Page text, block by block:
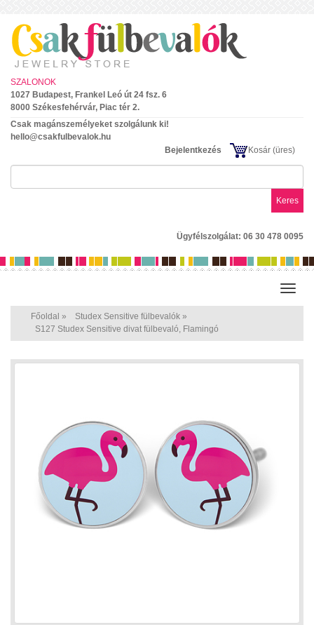
SZALONOK
1027 Budapest, Frankel Leó út 24 fsz. 6
8000 Székesfehérvár, Piac tér 2.
Csak magánszemélyeket szolgálunk ki!
hello@csakfulbevalok.hu
Bejelentkezés
Kosár (üres)
Keres
Ügyfélszolgálat: 06 30 478 0095
Főoldal » Studex Sensitive fülbevalók »
S127 Studex Sensitive divat fülbevaló, Flamingó